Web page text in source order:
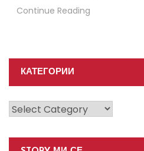
Continue Reading
КАТЕГОРИИ
Категории